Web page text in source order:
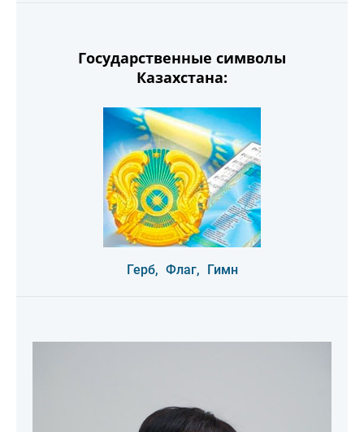
Государственные символы
Казахстана:
Герб, Флаг, Гимн